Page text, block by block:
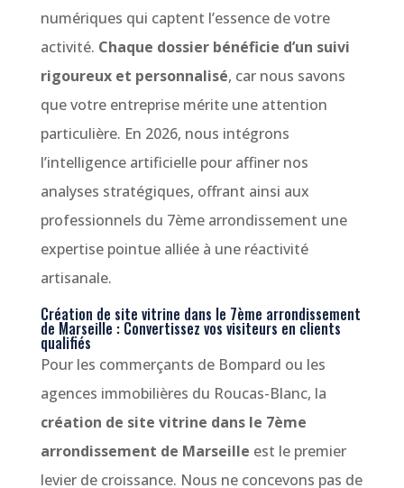
numériques qui captent l’essence de votre
activité. Chaque dossier bénéficie d’un suivi
rigoureux et personnalisé, car nous savons
que votre entreprise mérite une attention
particulière. En 2026, nous intégrons
l’intelligence artificielle pour affiner nos
analyses stratégiques, offrant ainsi aux
professionnels du 7ème arrondissement une
expertise pointue alliée à une réactivité
artisanale.
Création de site vitrine dans le 7ème arrondissement
de Marseille : Convertissez vos visiteurs en clients
qualifiés
Pour les commerçants de Bompard ou les
agences immobilières du Roucas-Blanc, la
création de site vitrine dans le 7ème
arrondissement de Marseille est le premier
levier de croissance. Nous ne concevons pas de